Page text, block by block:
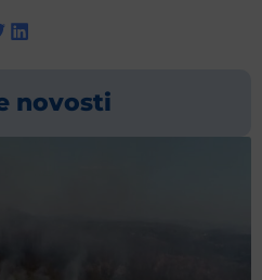
novosti